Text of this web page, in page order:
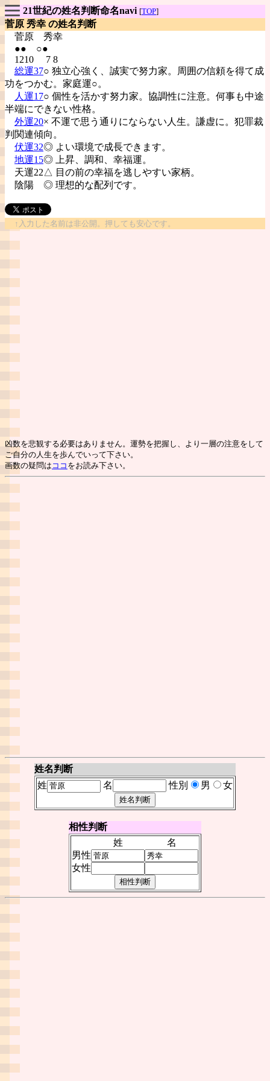
21世紀の姓名判断命名navi [TOP]
菅原 秀幸 の姓名判断
菅原 秀幸
●● ○●
1210 7 8
総運37○ 独立心強く、誠実で努力家。周囲の信頼を得て成
功をつかむ。家庭運○。
人運17○ 個性を活かす努力家。協調性に注意。何事も中途
半端にできない性格。
外運20× 不運で思う通りにならない人生。謙虚に。犯罪裁
判関連傾向。
伏運32◎ よい環境で成長できます。
地運15◎ 上昇、調和、幸福運。
天運22△ 目の前の幸福を逃しやすい家柄。
陰陽 ◎ 理想的な配列です。
↑入力した名前は非公開。押しても安心です。
凶数を悲観する必要はありません。運勢を把握し、より一層の注意をして
ご自分の人生を歩んでいって下さい。
画数の疑問は ココ をお読み下さい。
姓名判断
姓
名 性別 男 女
相性判断
姓
名
男性
女性